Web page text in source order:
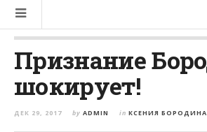
Признание
шокирует!
ДЕК 29, 2017 by ADMIN in КСЕНИЯ БОРОДИНА